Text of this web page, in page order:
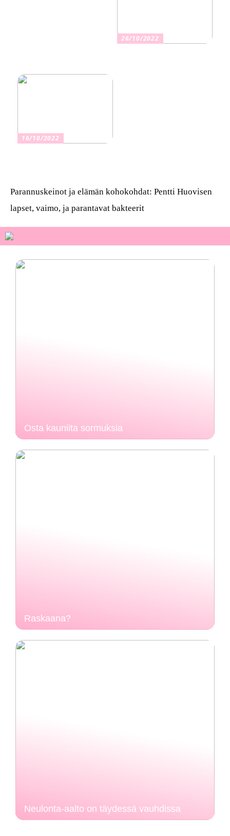
26/10/2022
16/10/2022
Parannuskeinot ja elämän kohokohdat: Pentti Huovisen
lapset, vaimo, ja parantavat bakteerit
Osta kauniita sormuksia
Raskaana?
Neulonta-aalto on täydessä vauhdissa